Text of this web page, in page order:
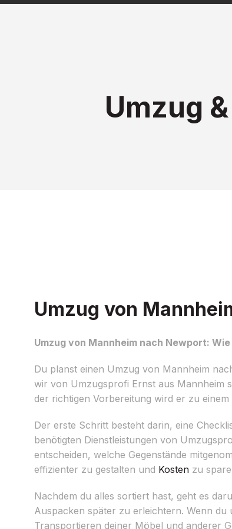
Umzug
Umzug von
Umzug von Mannheim nach Newport:
Du planst einen Umzug von Mannheim
wir von Umzugsprofi Ernst aus Mannheim
der richtigen Vorbereitung wird er zu
Der erste Schritt besteht darin, eine
benötigten Dienstleistungen von
entscheiden, welche Gegenstände
effizienter zu gestalten und Kosten zu
Nachdem du alles sortiert hast, geht es
Auspacken später zu erleichtern. Wenn
Transportieren deiner Möbel und anderer